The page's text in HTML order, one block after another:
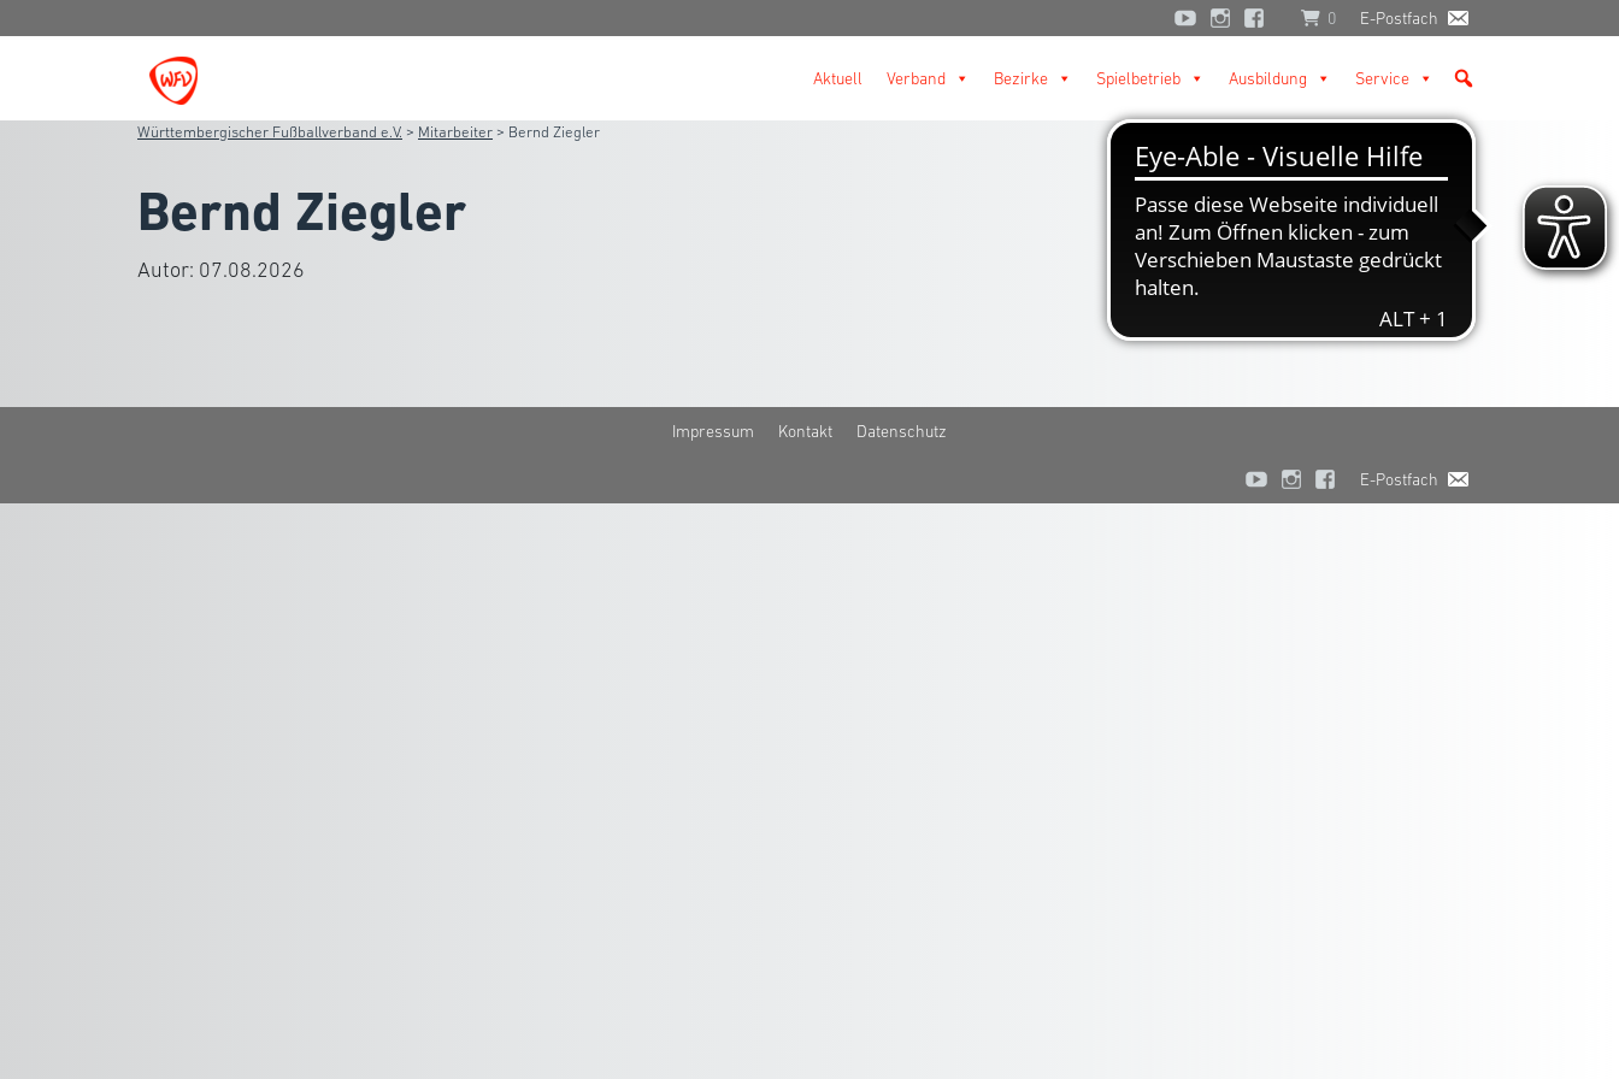
0 E-Postfach
Aktuell Verband Bezirke Spielbetrieb Ausbildung Service
Württembergischer Fußballverband e.V. > Mitarbeiter > Bernd Ziegler
Bernd Ziegler
Autor: 07.08.2026
Impressum Kontakt Datenschutz
E-Postfach